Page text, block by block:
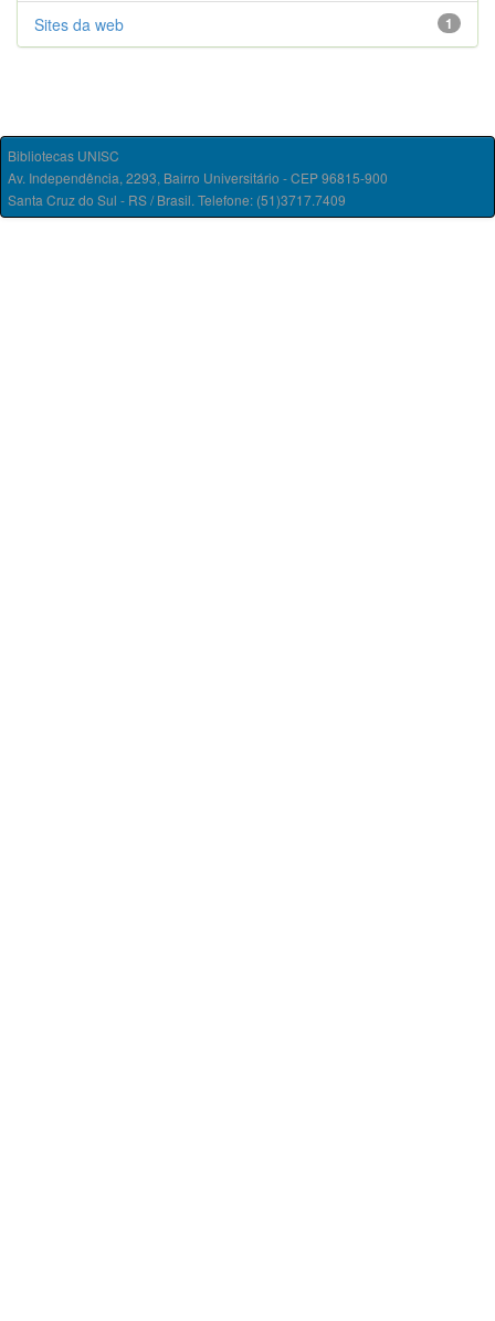
1
Sites da web
Bibliotecas UNISC
Av. Independência, 2293, Bairro Universitário - CEP 96815-900
Santa Cruz do Sul - RS / Brasil. Telefone: (51)3717.7409